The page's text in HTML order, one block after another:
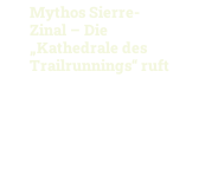
Mythos Sierre-
Zinal – Die
„Kathedrale des
Trailrunnings“ ruft